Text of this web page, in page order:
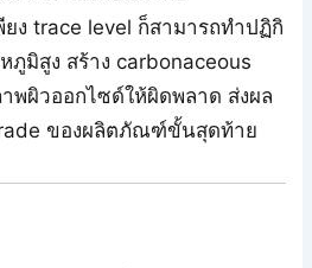
ง trace level ก็สามารถทำปฏิกิ
ภูมิสูง สร้าง carbonaceous
พผิวออกไซด์ให้ผิดพลาด ส่งผล
ของผลิตภัณฑ์ขั้นสุดท้าย